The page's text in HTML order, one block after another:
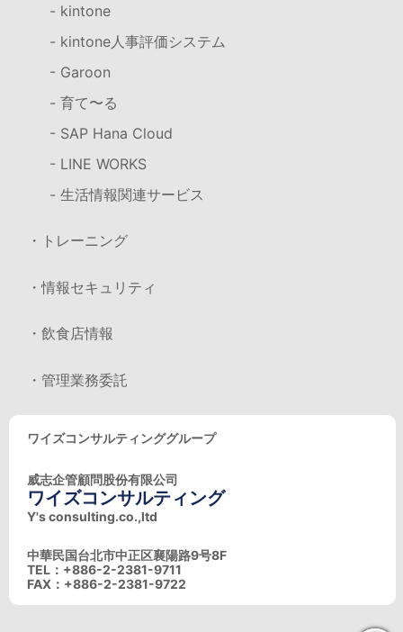
- kintone
- kintone人事評価システム
- Garoon
- 育て〜る
- SAP Hana Cloud
- LINE WORKS
- 生活情報関連サービス
・トレーニング
・情報セキュリティ
・飲食店情報
・管理業務委託
ワイズコンサルティンググループ
威志企管顧問股份有限公司
ワイズコンサルティング
Y's consulting.co.,ltd
中華民国台北市中正区襄陽路9号8F
TEL：+886-2-2381-9711
FAX：+886-2-2381-9722